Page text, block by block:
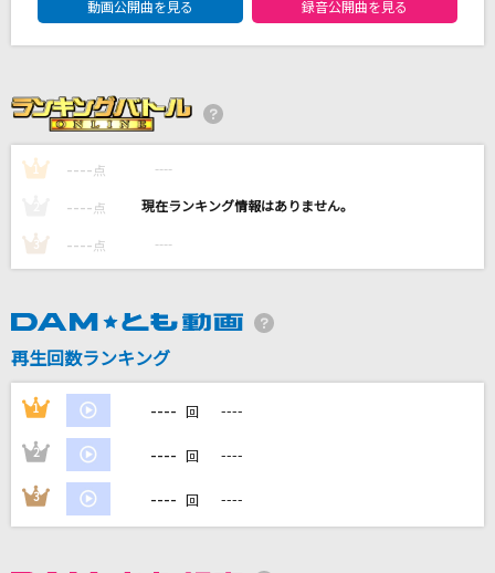
Official髭男dism
あめのむらくもP
もっと見る
DAMの新曲・ランキングなど
DAMに会員登録・ログインして
自宅でカラオケ歌い放題！
動画公開曲を見る 録音公開曲を見る
1 ---- 点 ----
---- 点 ----
3 ---- 点 ----
再生回数ランキング
1 ---- 回 ----
2 ---- 回 ----
3 ---- 回 ----